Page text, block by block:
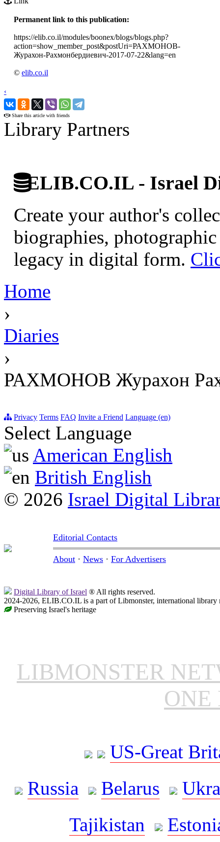
Permanent link to this publication:
https://elib.co.il/modules/boonex/blogs/blogs.php?
action=show_member_post&postUri=РАХМОНОВ-
Журахон-Рахмонбердиевич-2017-07-22&lang=en
© elib.co.il
‹
›
Share this article with friends
Library Partners
ELIB.CO.IL - Israel
Create your author's
biographies,
legacy in digital form.
Home
›
Diaries
›
РАХМОНОВ Журахон
Privacy Terms FAQ Invite a Friend Language (en)
Select Language
American English
British English
© 2026 Israel Digital
Editorial Contacts
About · News · For Advertisers
Digital Library of Israel ® All rights reserved.
2024-2026, ELIB.CO.IL is a part of Libmonster, international library
Preserving Israel's heritage
LIBMONSTER
ONE
US-Great
Russia
Belarus
Tajikistan